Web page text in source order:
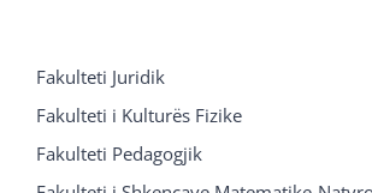
Fakulteti Juridik
Fakulteti i Kulturës Fizike
Fakulteti Pedagogjik